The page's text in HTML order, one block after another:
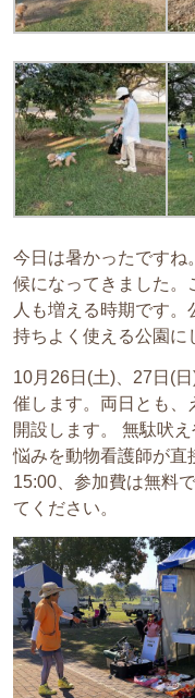
今日は暑かったですね
候になってきました。
人も増える時期です
持ちよく使える公園に
10月26日(土)、27日(
催します。両日とも、
開設します。 無駄吠
悩みを動物看護師が直
15:00、参加費は無料
てください。